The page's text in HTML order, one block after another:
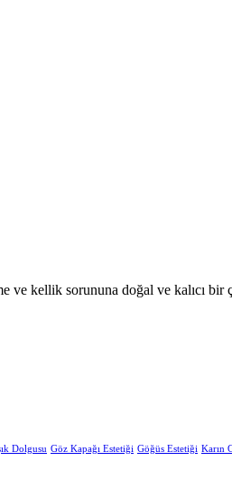
kellik sorununa doğal ve kalıcı bir
Dolgusu Göz Kapağı Estetiği Göğüs Estetiği Karın